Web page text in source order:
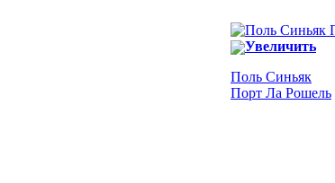
Увеличить
Поль Синьяк
Порт Ла Рошель